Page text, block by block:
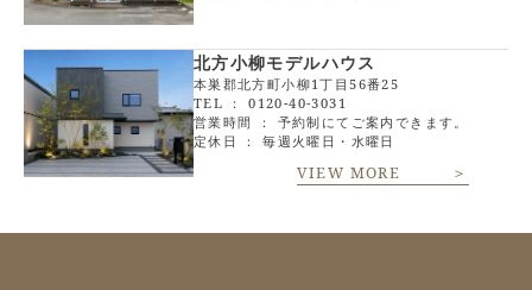
北方小柳モデルハウス
本巣郡北方町小柳1丁目56番25
TEL ：0120-40-3031
営業時間 ： 予約制にてご案内できます。
定休日 ： 毎週火曜日・水曜日
VIEW MORE ＞